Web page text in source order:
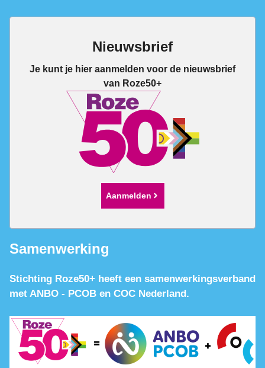
Nieuwsbrief
Je kunt je hier aanmelden voor de nieuwsbrief
van Roze50+
Aanmelden
Samenwerking
Stichting Roze50+ heeft een samenwerkingsverband
met ANBO - PCOB en COC Nederland.